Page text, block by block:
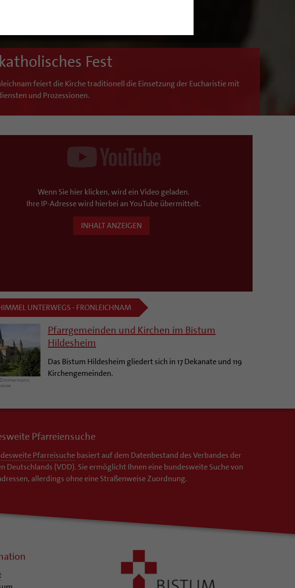
Fest
feiert die Kirche traditionell die Einsetzung der Eucharistie mit
und Prozessionen.
Wenn Sie hier klicken, wird ein Video geladen.
Ihre IP-Adresse wird hierbei an YouTube übermittelt.
INHALT ANZEIGEN
UNTERWEGS - FRONLEICHNAM
Pfarrgemeinden und Kirchen im Bistum
Hildesheim
Das Bistum Hildesheim gliedert sich in 17 Dekanate und 119
Kirchengemeinden.
Pfarreiensuche
Pfarreisuchebasiert auf dem Datenbestand des Verbandes der
Deutschlands (VDD). Sie ermöglicht Ihnen eine bundesweite Suche von
allerdings ohne eine Straßenweise Zuordnung.